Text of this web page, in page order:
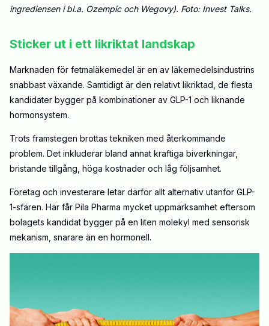
ingrediensen i bl.a. Ozempic och Wegovy). Foto: Invest Talks.
Sticker ut i ett likriktat landskap
Marknaden för fetmaläkemedel är en av läkemedelsindustrins
snabbast växande. Samtidigt är den relativt likriktad, de flesta
kandidater bygger på kombinationer av GLP-1 och liknande
hormonsystem.
Trots framstegen brottas tekniken med återkommande
problem. Det inkluderar bland annat kraftiga biverkningar,
bristande tillgång, höga kostnader och låg följsamhet.
Företag och investerare letar därför allt alternativ utanför GLP-
1-sfären. Här får Pila Pharma mycket uppmärksamhet eftersom
bolagets kandidat bygger på en liten molekyl med sensorisk
mekanism, snarare än en hormonell.